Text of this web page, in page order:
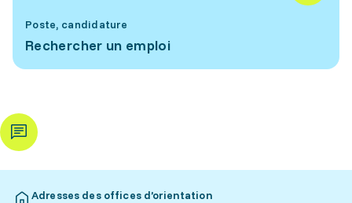
Poste, candidature
Rechercher un emploi
Adresses des offices d’orientation